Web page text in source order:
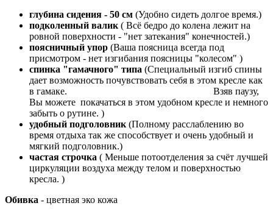
глубина сидения - 50 см (Удобно сидеть долгое время.)
подколенный валик ( Всё бедро до колена лежит на
ровной поверхности - "нет затекания" конечностей.)
поясничный упор (Ваша поясница всегда под
присмотром - нет изгибания поясницы "колесом" )
спинка "гамачного" типа (Специальный изгиб спины
дает возможность почувствовать себя в этом кресле как
в гамаке. Взяв паузу,
Вы можете покачаться в этом удобном кресле и немного
забыть о рутине. )
удобный подголовник (Полному расслаблению во
время отдыха так же способствует и очень удобный и
мягкий подголовник.)
частая строчка ( Меньше потоотделения за счёт лучшей
циркуляции воздуха между телом и поверхностью
кресла. )
Обивка - цветная эко кожа